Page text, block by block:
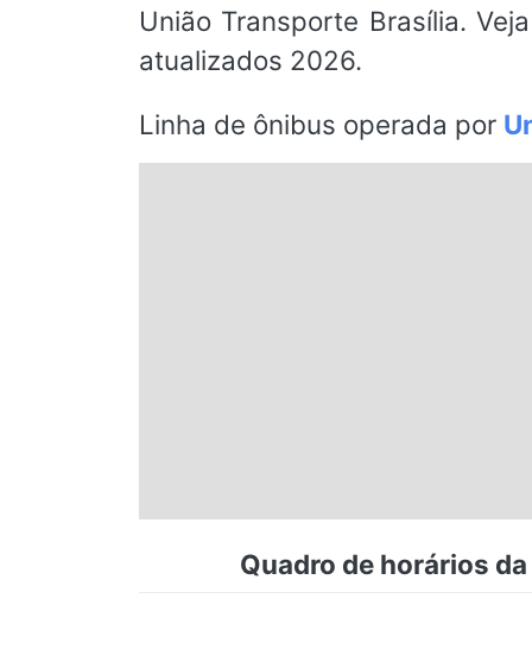
Rio de Janeiro
Espírito Santo
Nordeste
União Transporte Brasília.
atualizados 2026.
Linha de ônibus operada por
Quadro de horários